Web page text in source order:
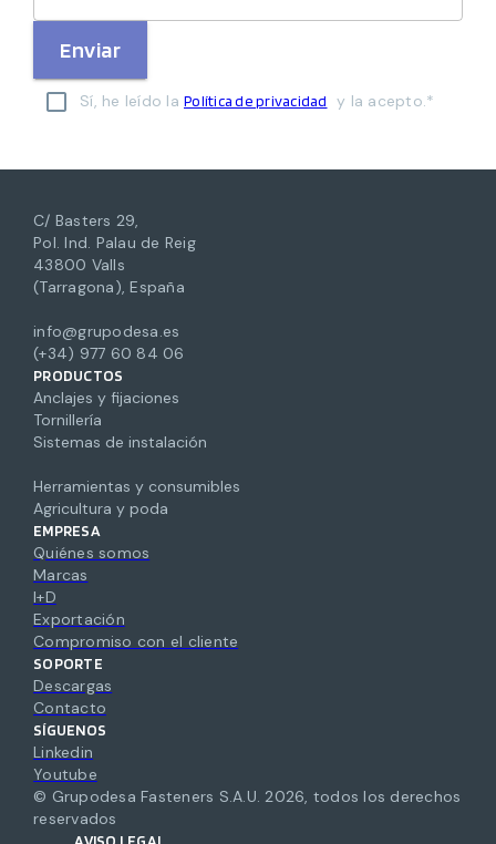
Enviar
Sí, he leído la Política de privacidad y la acepto.*
C/ Basters 29,
Pol. Ind. Palau de Reig
43800 Valls
(Tarragona), España
info@grupodesa.es
(+34) 977 60 84 06
PRODUCTOS
Anclajes y fijaciones
Tornillería
Sistemas de instalación
Herramientas y consumibles
Agricultura y poda
EMPRESA
Quiénes somos
Marcas
I+D
Exportación
Compromiso con el cliente
SOPORTE
Descargas
Contacto
SÍGUENOS
Linkedin
Youtube
© Grupodesa Fasteners S.A.U. 2026, todos los derechos
reservados